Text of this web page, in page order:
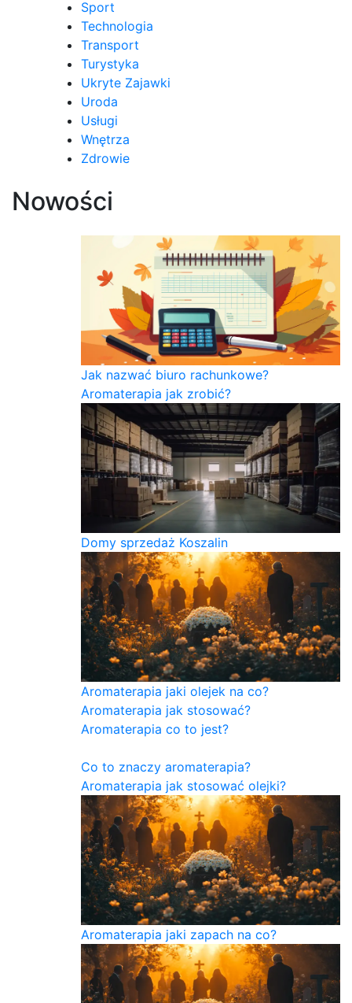
Sport
Technologia
Transport
Turystyka
Ukryte Zajawki
Uroda
Usługi
Wnętrza
Zdrowie
Nowości
Jak nazwać biuro rachunkowe?
Aromaterapia jak zrobić?
Domy sprzedaż Koszalin
Aromaterapia jaki olejek na co?
Aromaterapia jak stosować?
Aromaterapia co to jest?
Co to znaczy aromaterapia?
Aromaterapia jak stosować olejki?
Aromaterapia jaki zapach na co?